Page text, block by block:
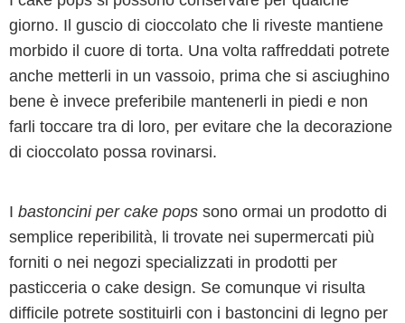
giorno. Il guscio di cioccolato che li riveste mantiene
morbido il cuore di torta. Una volta raffreddati potrete
anche metterli in un vassoio, prima che si asciughino
bene è invece preferibile mantenerli in piedi e non
farli toccare tra di loro, per evitare che la decorazione
di cioccolato possa rovinarsi.
I bastoncini per cake pops sono ormai un prodotto di
semplice reperibilità, li trovate nei supermercati più
forniti o nei negozi specializzati in prodotti per
pasticceria o cake design. Se comunque vi risulta
difficile potrete sostituirli con i bastoncini di legno per